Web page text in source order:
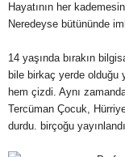
Hayatının her
Neredeyse bütününde
14 yaşında bırakın
bile birkaç yerde olduğu
hem çizdi. Aynı
Tercüman Çocuk,
durdu. birçoğu